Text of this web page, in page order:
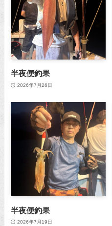
半夜便釣果
2026年7月26日
半夜便釣果
2026年7月19日